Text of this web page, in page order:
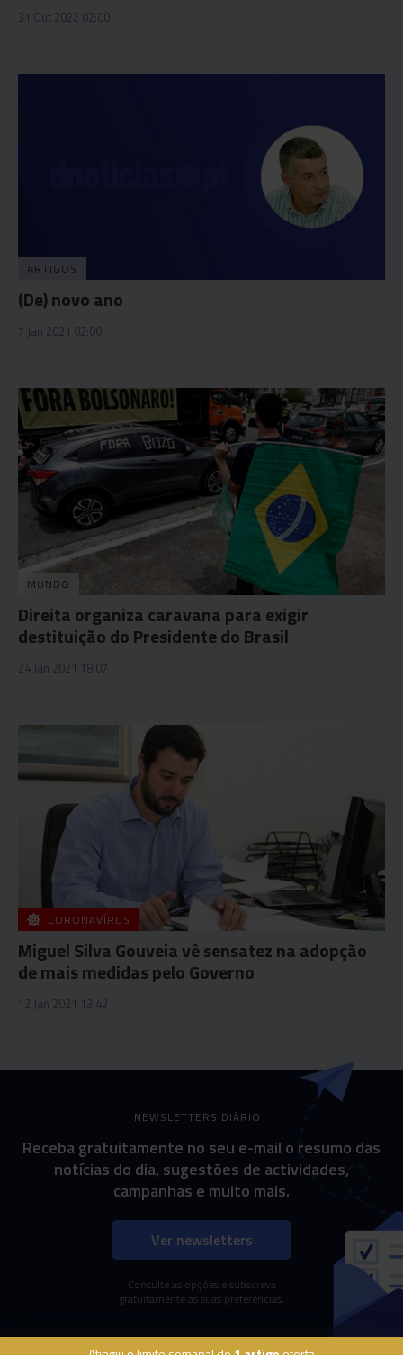
31 Out 2022 02:00
ARTIGOS
(De) novo ano
7 Jan 2021 02:00
MUNDO
Direita organiza caravana para exigir
destituição do Presidente do Brasil
24 Jan 2021 18:07
CORONAVÍRUS
Miguel Silva Gouveia vê sensatez na adopção
de mais medidas pelo Governo
12 Jan 2021 13:42
NEWSLETTERS DIÁRIO
Receba gratuitamente no seu e-mail o resumo das
notícias do dia, sugestões de actividades,
campanhas e muito mais.
Ver newsletters
Consulte as opções e subscreva
gratuitamente as suas preferências.